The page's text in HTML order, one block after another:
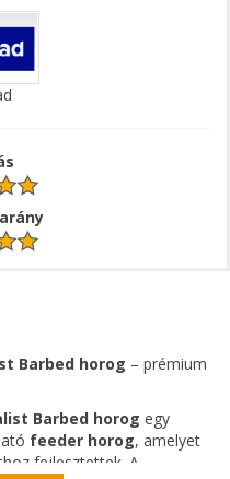
Barbed horog – prémium
Barbed horog egy
feeder horog, amelyet
fejlesztettek. A